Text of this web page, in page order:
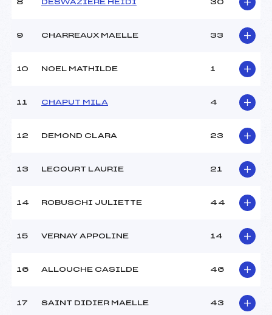
Ouvreurs D :
Météo :
BEAU
DURE
Nombre de portes :
Traceur :
Ouvreurs C :
Ouvreurs E :
Pénalité appliquée :
252.2000
8 DESWAZIERE HEIDI 30
9 CHARREAUX MAELLE 33
10 NOEL MATHILDE 1
11 CHAPUT MILA 4
12 DEMOND CLARA 23
13 LECOURT LAURIE 21
14 ROBUSCHI JULIETTE 44
15 VERNAY APPOLINE 14
16 ALLOUCHE CASILDE 46
17 SAINT DIDIER MAELLE 43